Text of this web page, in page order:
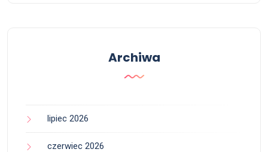
Archiwa
lipiec 2026
czerwiec 2026